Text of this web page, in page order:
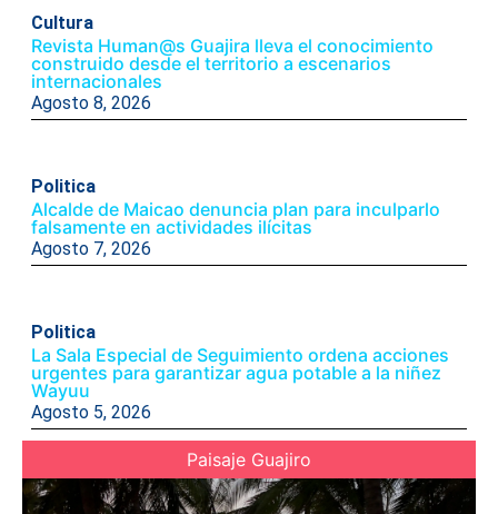
Cultura
Revista Human@s Guajira lleva el conocimiento
construido desde el territorio a escenarios
internacionales
Agosto 8, 2026
Politica
Alcalde de Maicao denuncia plan para inculparlo
falsamente en actividades ilícitas
Agosto 7, 2026
Politica
La Sala Especial de Seguimiento ordena acciones
urgentes para garantizar agua potable a la niñez
Wayuu
Agosto 5, 2026
Paisaje Guajiro